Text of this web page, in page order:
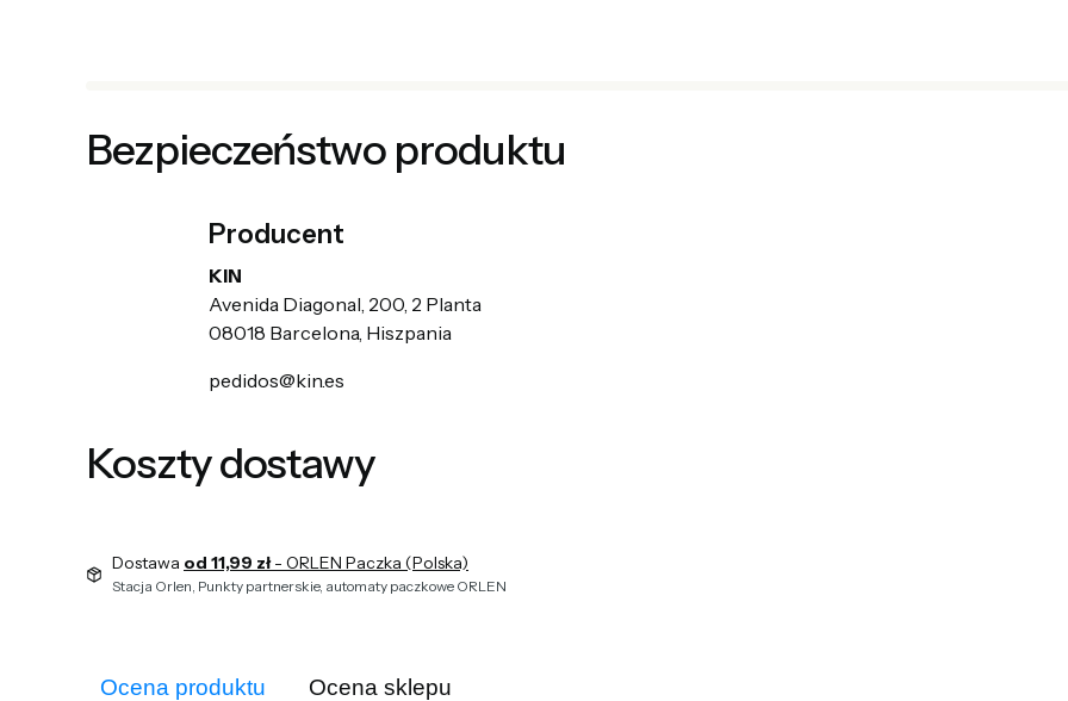
Bezpieczeństwo produktu
Producent
KIN
Avenida Diagonal, 200, 2 Planta
08018 Barcelona, Hiszpania
pedidos@kin.es
Koszty dostawy
Dostawa od 11,99 zł- ORLEN Paczka (Polska)
Stacja Orlen, Punkty partnerskie, automaty paczkowe ORLEN
Ocena produktu Ocena sklepu